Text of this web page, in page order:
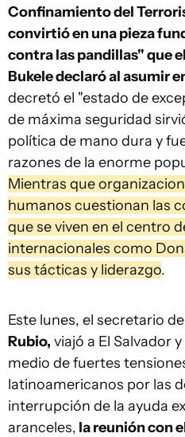
Confinamiento del
convirtió en una pieza
contra las pandillas" que
Bukele declaró al asumir
decretó el "estado de
de máxima seguridad
política de mano dura y
razones de la enorme
Mientras que
humanos cuestionan las
que se viven en el centro
internacionales como
sus tácticas y liderazgo.
Este lunes, el secretario
Rubio, viajó a El Salvador
medio de fuertes
latinoamericanos por las
interrupción de la ayuda
aranceles, la reunión con